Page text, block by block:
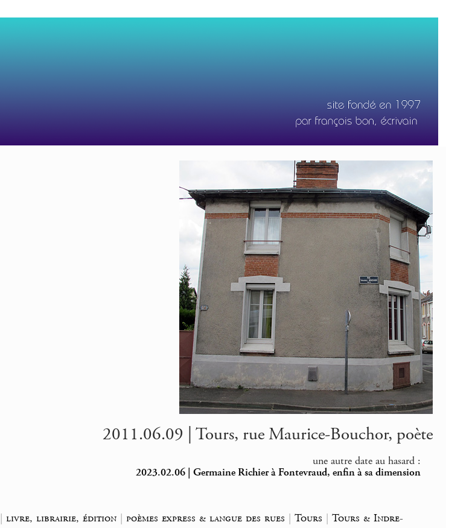
2011.06.09 | Tours, rue Maurice-Bouchor, poète
une autre date au hasard :
2023.02.06 | Germaine Richier à Fontevraud, enfin à sa dimension
|livre, librairie, édition |poèmes express & langue des rues | Tours | Tours & Indre-